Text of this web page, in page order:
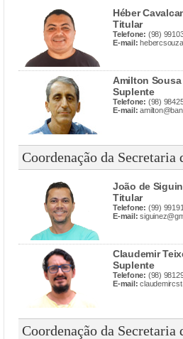
Héber
Titular
Telefone: (98)
E-mail:
Amilton
Suplente
Telefone: (98)
E-mail:
Coordenação da
João de
Titular
Telefone: (99)
E-mail:
Claudemir
Suplente
Telefone: (98)
E-mail:
Coordenação da